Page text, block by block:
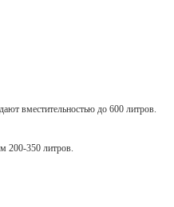
вместительностью до 600 литров.
200-350 литров.